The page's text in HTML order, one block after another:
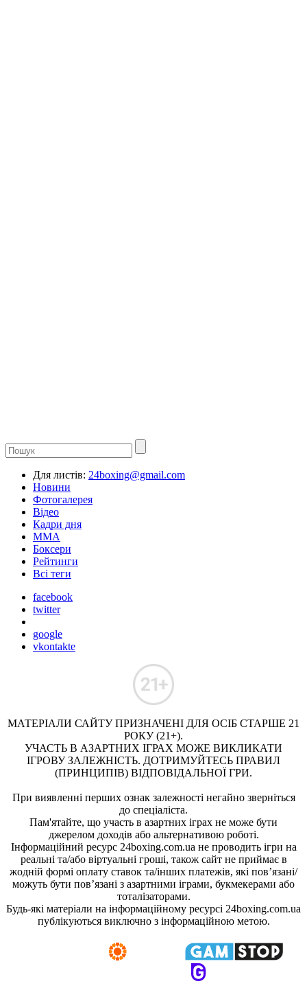
Для листів: 24boxing@gmail.com
Новини
Фотогалерея
Відео
Кадри дня
ММА
Боксери
Рейтинги
Всі теги
facebook
twitter
google
vkontakte
МАТЕРІАЛИ САЙТУ ПРИЗНАЧЕНІ ДЛЯ ОСІБ СТАРШЕ 21
РОКУ (21+).
УЧАСТЬ В АЗАРТНИХ ІГРАХ МОЖЕ ВИКЛИКАТИ
ІГРОВУ ЗАЛЕЖНІСТЬ. ДОТРИМУЙТЕСЬ ПРАВИЛ
(ПРИНЦИПІВ) ВІДПОВІДАЛЬНОЇ ГРИ.
При виявленні перших ознак залежності негайно зверніться
до спеціаліста.
Пам'ятайте, що участь в азартних іграх не може бути
джерелом доходів або альтернативою роботі.
Інформаційний ресурс 24boxing.com.ua не проводить ігри на
реальні та/або віртуальні гроші, також сайт не приймає в
жодній формі оплату ставок та/інших платежів, які пов’язані/
можуть бути пов’язані з азартними іграми, букмекерами або
тоталізаторами.
Будь-які матеріали на інформаційному ресурсі 24boxing.com.ua
публікуються виключно з інформаційною метою.